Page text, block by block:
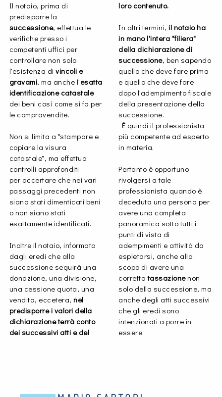
Il notaio, prima di
predisporre la
successione, effettua le
verifiche presso i
competenti uffici per
controllare non solo
l'esistenza divincoli e
gravami, ma anche l'esatta
identificazione catastale
dei beni così come si fa per
le compravendite.
Non si limita a "stampare e
copiare la visura
catastale", ma effettua
controlli approfonditi
per accertare che nei vari
passaggi precedenti non
siano stati dimenticati beni
o non siano stati
esattamente identificati.
Inoltre il notaio, informato
dagli eredi che alla
successione seguirà una
donazione, una divisione,
una cessione quota, una
vendita, eccetera,nel
predisporre i valori della
dichiarazione terrà conto
dei successivi atti e del
loro contenuto.
In altri termini, il notaio ha
in mano l'intera "filiera"
della dichiarazione di
successione, ben sapendo
quello che deve fare prima
e quello che deve fare
dopo l'adempimento fiscale
della presentazione della
successione.
È quindi il professionista
più competente ad esperto
in materia.
Pertanto è opportuno
rivolgersi a tale
professionista quando è
deceduta una persona per
avere una completa
panoramica sotto tutti i
punti di vista di
adempimenti e attività da
espletarsi, anche allo
scopo di avere una
correttatassazionenon
solo della successione, ma
anche degli atti successivi
che gli eredi sono
intenzionati a porre in
essere.